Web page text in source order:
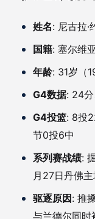
姓名: 尼古拉·
国籍: 塞尔维亚
年龄: 31岁（
G4数据: 24分
G4投篮: 8投
节0投6中
系列赛战绩:
月27日丹佛主
驱逐原因 : 推
与兰德尔同时